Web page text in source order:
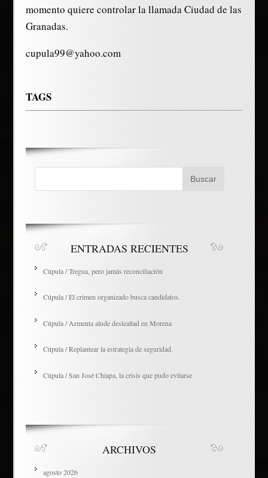
momento quiere controlar la llamada Ciudad de las
Granadas.
cupula99@yahoo.com
TAGS
ENTRADAS RECIENTES
Cúpula / Tregua, pero jamás reconciliación
Cúpula / El crimen organizado busca candidatos.
Cúpula / Armenta alude deslealtad en Morena
Cúpula / Replantear la estrategia de seguridad.
Cúpula / San José Chiapa, la crisis que pudo evitarse
ARCHIVOS
agosto 2026